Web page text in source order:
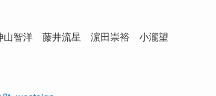
智洋 藤井流星 濵田崇裕 小瀧望